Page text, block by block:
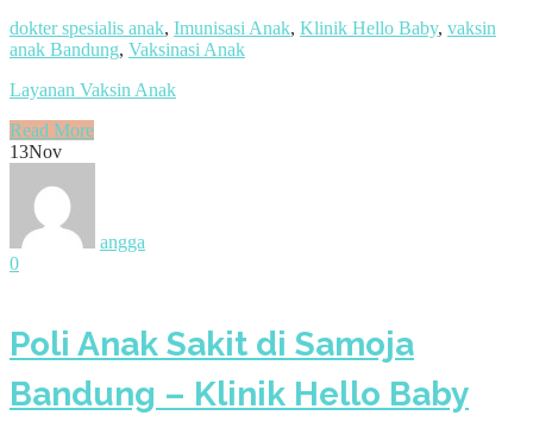
dokter spesialis anak, Imunisasi Anak, Klinik Hello Baby, vaksin
anak Bandung, Vaksinasi Anak
Layanan Vaksin Anak
Read More
13Nov
angga
0
Poli Anak Sakit di Samoja
Bandung – Klinik Hello Baby